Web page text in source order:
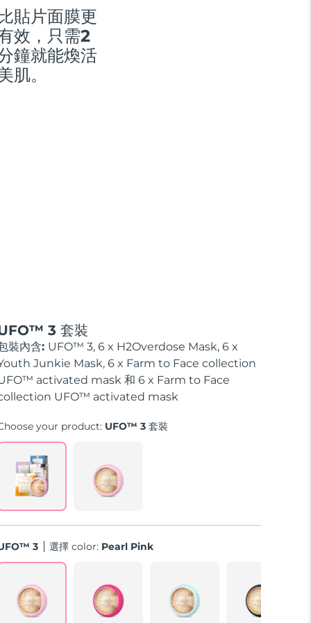
貼片面膜更
效，只需2
鐘就能煥活
肌。
3 套裝
裝內含: UFO™ 3, 6 x H2Overdose Mask, 6 x
Junkie Mask, 6 x Farm to Face collection
activated mask 和 6 x Farm to Face
UFO™ activated mask
your product: UFO™ 3 套裝
3 選擇 color: Pearl Pink